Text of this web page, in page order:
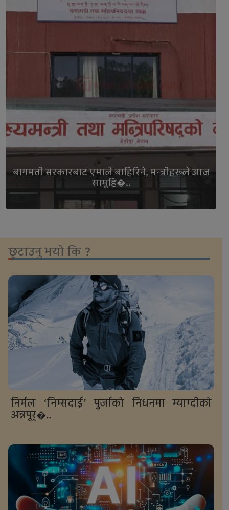
बागमती सरकारबाट एमाले बाहिरिने, मन्त्रीहरूले आज
सामूहि�..
छुटाउनु भयो कि ?
निर्मल ‘निम्सदाई’ पुर्जाको निधनमा म्याग्दीको
अन्नपूर्�..